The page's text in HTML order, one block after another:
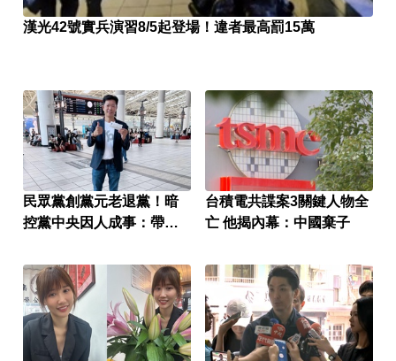
漢光42號實兵演習8/5起登場！違者最高罰15萬
民眾黨創黨元老退黨！暗
控黨中央因人成事：帶著
台積電共諜案3關鍵人物全
亡 他揭內幕：中國棄子